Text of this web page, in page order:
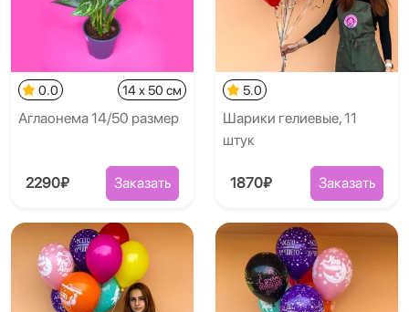
0.0 14 x 50 см
Аглаонема 14/50 размер
2290₽ Заказать
5.0
Шарики гелиевые, 11
штук
1870₽ Заказать